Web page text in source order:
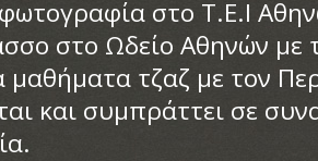
στο Τ.Ε.Ι
στο Ωδείο Αθηνών με
τζαζ με τον
και συμπράττει σε